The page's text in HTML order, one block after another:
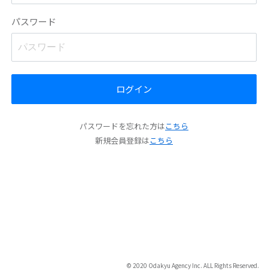
パスワード
ログイン
パスワードを忘れた方はこちら
新規会員登録はこちら
© 2020 Odakyu Agency Inc. ALL Rights Reserved.